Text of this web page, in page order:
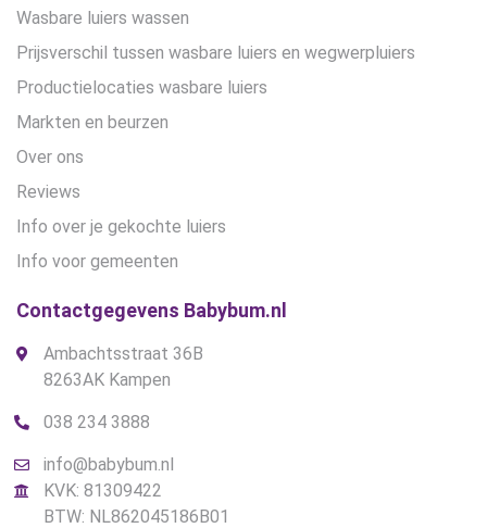
Wasbare luiers wassen
Prijsverschil tussen wasbare luiers en wegwerpluiers
Productielocaties wasbare luiers
Markten en beurzen
Over ons
Reviews
Info over je gekochte luiers
Info voor gemeenten
Contactgegevens Babybum.nl
Ambachtsstraat 36B
8263AK Kampen
038 234 3888
info@babybum.nl
KVK: 81309422
BTW: NL862045186B01